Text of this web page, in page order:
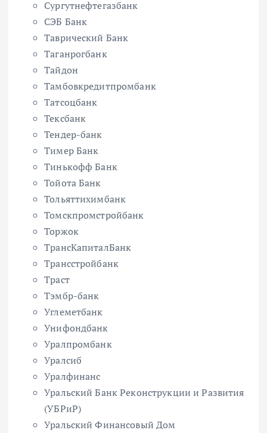
Сургутнефтегазбанк
СЭБ Банк
Таврический Банк
Таганрогбанк
Тайдон
Тамбовкредитпромбанк
Татсоцбанк
Тексбанк
Тендер-банк
Тимер Банк
Тинькофф Банк
Тойота Банк
Тольяттихимбанк
Томскпромстройбанк
Торжок
ТрансКапиталБанк
Трансстройбанк
Траст
Тэмбр-банк
Углеметбанк
Унифондбанк
Уралпромбанк
Уралсиб
Уралфинанс
Уральский Банк Реконструкции и Развития
(УБРиР)
Уральский Финансовый Дом